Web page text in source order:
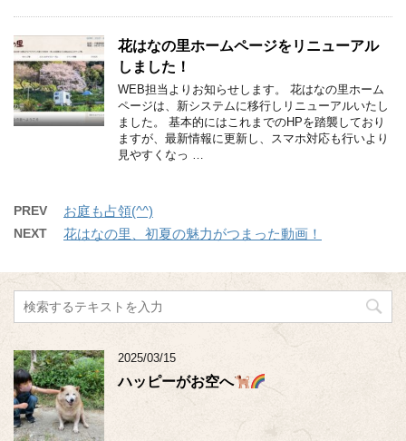
花はなの里ホームページをリニューアル
しました！
WEB担当よりお知らせします。 花はなの里ホーム
ページは、新システムに移行しリニューアルいたし
ました。 基本的にはこれまでのHPを踏襲しており
ますが、最新情報に更新し、スマホ対応も行いより
見やすくなっ …
PREV お庭も占領(^^)
NEXT 花はなの里、初夏の魅力がつまった動画！
2025/03/15
ハッピーがお空へ